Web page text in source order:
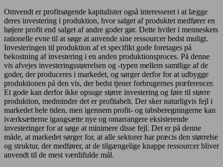
Omvendt er profitsøgende kapitalister også interesseret i at lægge
deres investering i produktion, hvor salget af produktet medfører en
højere profit end salget af andre goder gør. Dette hviler i menneskets
rationelle evne til at søge at anvende sine ressourcer bedst muligt.
Investeringen til produktion af et specifikt gode foretages på
bekostning af investering i en anden produktionsproces. På denne
vis afvejes investeringsstørrelsen og -typen mellem samtlige af de
goder, der produceres i markedet, og sørger derfor for at udbygge
produktionen på den vis, der bedst tjener forbrugernes præferencer.
Et gode kan derfor ikke opsuge større investering og føre til større
produktion, medmindre det er profitabelt. Der sker naturligvis fejl i
markedet hele tiden, men igennem profit- og tabsberegningerne kan
iværksætterne igangsætte nye og omarrangere eksisterende
investeringer for at søge at minimere disse fejl. Det er på denne
måde, at markedet sørger for, at alle sektorer har præcis den størrelse
og struktur, der medfører, at de tilgængelige knappe ressourcer bliver
anvendt til de mest værdifulde mål.